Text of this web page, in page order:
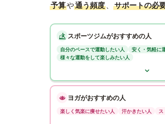
予算や通う頻度 、 サポートの必
スポーツジムがおすすめの人
自分のペースで運動したい人
安く・気軽に
様々な運動をして楽しみたい人
ヨガがおすすめの人
楽しく気楽に痩せたい人 汗かきたい人 ス